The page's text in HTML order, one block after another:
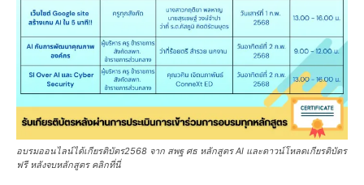
อบรมออนไลน์ได้เกียรติบัตร2568 จาก สพฐ ศธ หลักสูตร AI และดาวน์โหลดเกียรติบัตร
ฟรี หลังจบหลักสูตร คลิกที่นี่